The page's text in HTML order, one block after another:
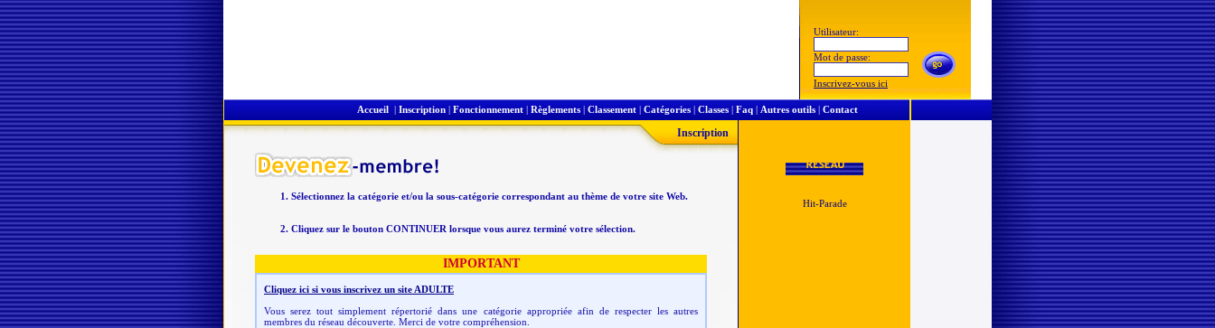
Utilisateur:
Mot de passe:
Inscrivez-vous ici
Accueil | Inscription | Fonctionnement | Règlements | Classement | Catégories | Classes | Faq | Autres outils | Contact
Inscription
Sélectionnez la catégorie et/ou la sous-catégorie correspondant au thème de votre site Web.
Cliquez sur le bouton CONTINUER lorsque vous aurez terminé votre sélection.
IMPORTANT
Cliquez ici si vous inscrivez un site ADULTE
Vous serez tout simplement répertorié dans une catégorie appropriée afin de respecter les autres
membres du réseau découverte. Merci de votre compréhension.